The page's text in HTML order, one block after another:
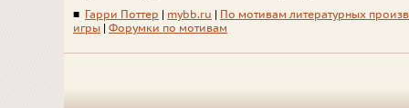
■ Гарри Поттер mybb.ru
По мотивам литературных
игры
Форумки по мотивам